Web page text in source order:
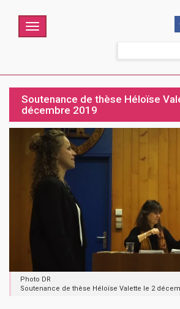
Menu
Soutenance de thèse Héloïse
décembre 2019
Photo DR
Soutenance de thèse Héloïse Valette le 2